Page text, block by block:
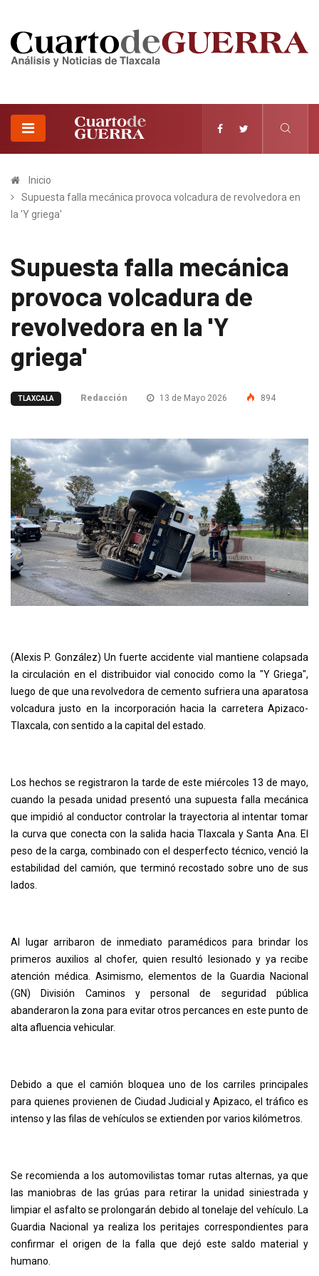
Inicio
Supuesta falla mecánica provoca volcadura de revolvedora en
la 'Y griega'
Supuesta falla mecánica
provoca volcadura de
revolvedora en la 'Y
griega'
TLAXCALA Redacción 13 de Mayo 2026 894
(Alexis P. González) Un fuerte accidente vial mantiene colapsada
la circulación en el distribuidor vial conocido como la "Y Griega",
luego de que una revolvedora de cemento sufriera una aparatosa
volcadura justo en la incorporación hacia la carretera Apizaco-
Tlaxcala, con sentido a la capital del estado.
Los hechos se registraron la tarde de este miércoles 13 de mayo,
cuando la pesada unidad presentó una supuesta falla mecánica
que impidió al conductor controlar la trayectoria al intentar tomar
la curva que conecta con la salida hacia Tlaxcala y Santa Ana. El
peso de la carga, combinado con el desperfecto técnico, venció la
estabilidad del camión, que terminó recostado sobre uno de sus
lados.
Al lugar arribaron de inmediato paramédicos para brindar los
primeros auxilios al chofer, quien resultó lesionado y ya recibe
atención médica. Asimismo, elementos de la Guardia Nacional
(GN) División Caminos y personal de seguridad pública
abanderaron la zona para evitar otros percances en este punto de
alta afluencia vehicular.
Debido a que el camión bloquea uno de los carriles principales
para quienes provienen de Ciudad Judicial y Apizaco, el tráfico es
intenso y las filas de vehículos se extienden por varios kilómetros.
Se recomienda a los automovilistas tomar rutas alternas, ya que
las maniobras de las grúas para retirar la unidad siniestrada y
limpiar el asfalto se prolongarán debido al tonelaje del vehículo. La
Guardia Nacional ya realiza los peritajes correspondientes para
confirmar el origen de la falla que dejó este saldo material y
humano.